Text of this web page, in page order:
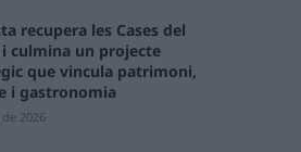
recupera les Cases del
i culmina un projecte
que vincula patrimoni,
i gastronomia
2026